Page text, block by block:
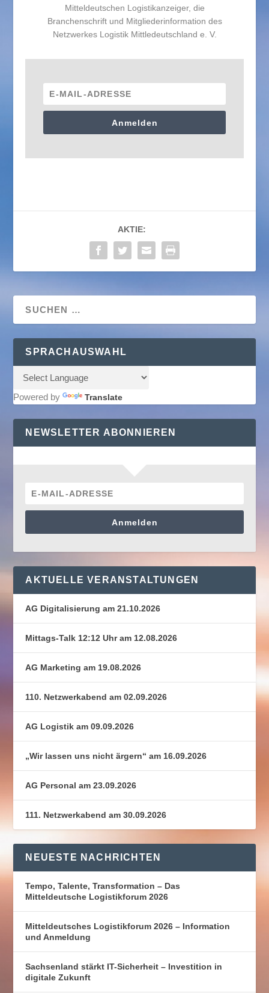
Mitteldeutschen Logistikanzeiger, die
Branchenschrift und Mitgliederinformation des
Netzwerkes Logistik Mittledeutschland e. V.
Anmelden
AKTIE:
SPRACHAUSWAHL
Powered by Translate
NEWSLETTER ABONNIEREN
Anmelden
AKTUELLE VERANSTALTUNGEN
AG Digitalisierung am 21.10.2026
Mittags-Talk 12:12 Uhr am 12.08.2026
AG Marketing am 19.08.2026
110. Netzwerkabend am 02.09.2026
AG Logistik am 09.09.2026
„Wir lassen uns nicht ärgern“ am 16.09.2026
AG Personal am 23.09.2026
111. Netzwerkabend am 30.09.2026
NEUESTE NACHRICHTEN
Tempo, Talente, Transformation – Das
Mitteldeutsche Logistikforum 2026
Mitteldeutsches Logistikforum 2026 – Information
und Anmeldung
Sachsenland stärkt IT-Sicherheit – Investition in
digitale Zukunft